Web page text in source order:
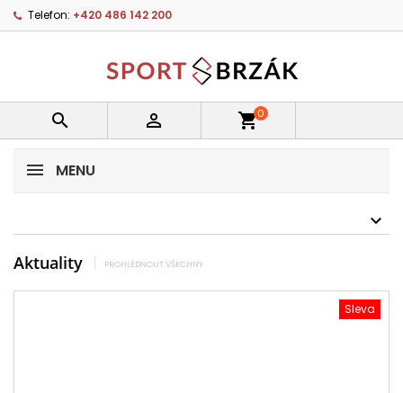
Telefon: +420 486 142 200
  shopping_cart0
MENU
Aktuality PROHLÉDNOUT VŠECHNY
Sleva